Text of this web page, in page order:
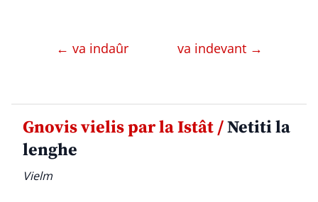
← va indaûr va indevant →
Gnovis vielis par la Istât /Netiti la
lenghe
Vielm